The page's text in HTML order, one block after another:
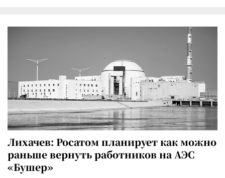
Лихачев: Росатом планирует как можно
раньше вернуть работников на АЭС
«Бушер»